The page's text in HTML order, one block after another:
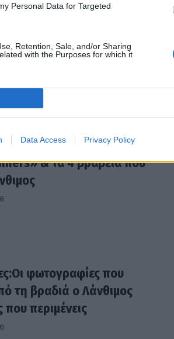
Personal Data for Targeted
Retention, Sale, and/or Sharing
with the Purposes for which it
Data Access Privacy Policy
"Βουγονία" του Γιώργου
οι υποψηφιότητες – To
& τα 4 βραβεία που
φωτογραφίες που
τη βραδιά ο Λάνθιμος
που περιμένεις